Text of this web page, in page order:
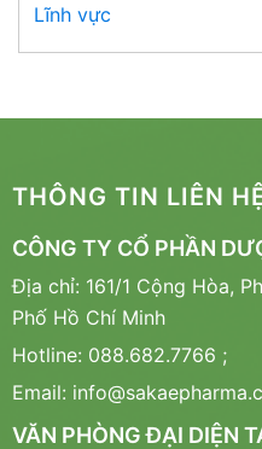
Lĩnh vực
THÔNG TIN LIÊN
CÔNG TY CỔ PHẦN
Địa chỉ: 161/1 Cộng Hòa,
Phố Hồ Chí Minh
Hotline: 088.682.7766 ;
Email:
VĂN PHÒNG ĐẠI DIỆN